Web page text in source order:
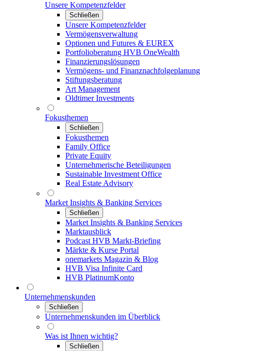
Unsere Kompetenzfelder
Schließen
Unsere Kompetenzfelder
Vermögensverwaltung
Optionen und Futures & EUREX
Portfolioberatung HVB OneWealth
Finanzierungslösungen
Vermögens- und Finanznachfolgeplanung
Stiftungsberatung
Art Management
Oldtimer Investments
Fokusthemen
Schließen
Fokusthemen
Family Office
Private Equity
Unternehmerische Beteiligungen
Sustainable Investment Office
Real Estate Advisory
Market Insights & Banking Services
Schließen
Market Insights & Banking Services
Marktausblick
Podcast HVB Markt-Briefing
Märkte & Kurse Portal
onemarkets Magazin & Blog
HVB Visa Infinite Card
HVB PlatinumKonto
Unternehmenskunden
Schließen
Unternehmenskunden im Überblick
Was ist Ihnen wichtig?
Schließen